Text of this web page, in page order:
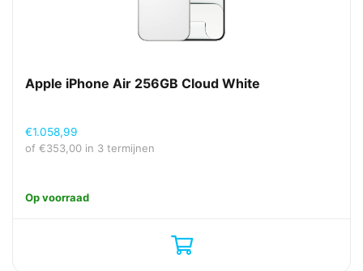
Apple iPhone Air 256GB Cloud White
€1.058,99
of €353,00 in 3 termijnen
Op voorraad